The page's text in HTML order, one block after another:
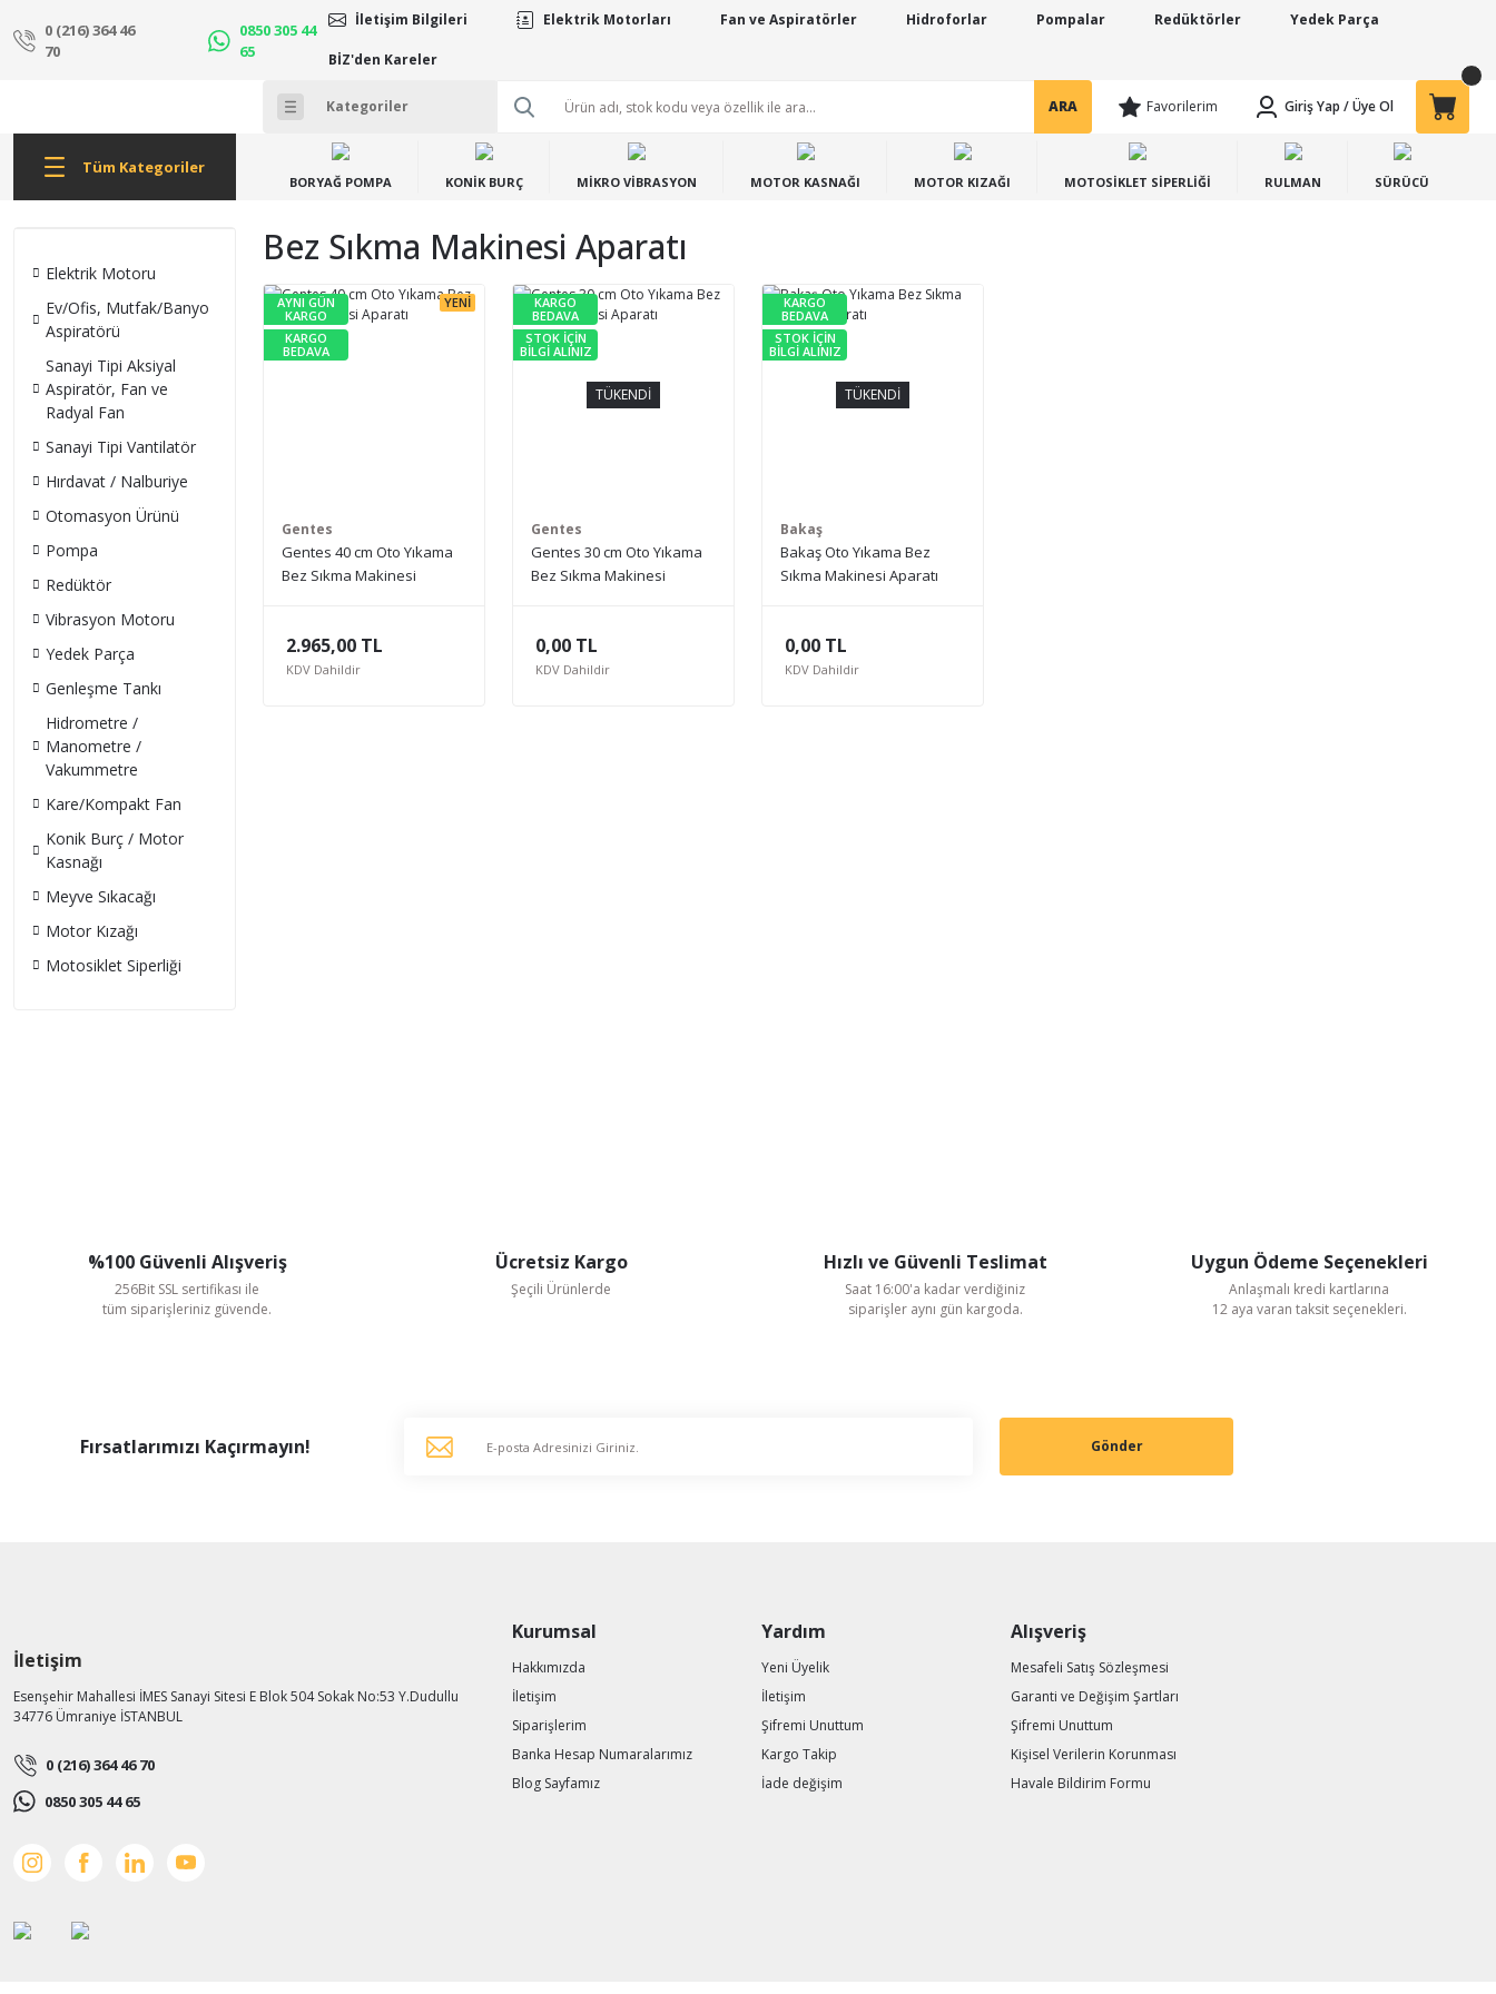
0 (216) 364 46
70
0850 305 44
65
İletişim Bilgileri Elektrik Motorları Fan ve Aspiratörler Hidroforlar Pompalar Redüktörler Yedek Parça
BİZ'den Kareler
ARA Favorilerim Giriş Yap /Üye Ol
Tüm Kategoriler
BORYAĞ POMPA KONİK BURÇ MİKRO VİBRASYON MOTOR KASNAĞI MOTOR KIZAĞI MOTOSİKLET SİPERLİĞİ RULMAN SÜRÜCÜ
Elektrik Motoru
Ev/Ofis, Mutfak/Banyo
Aspiratörü
Sanayi Tipi Aksiyal
Aspiratör, Fan ve
Radyal Fan
Sanayi Tipi Vantilatör
Hırdavat / Nalburiye
Otomasyon Ürünü
Pompa
Redüktör
Vibrasyon Motoru
Yedek Parça
Genleşme Tankı
Hidrometre /
Manometre /
Vakummetre
Kare/Kompakt Fan
Konik Burç / Motor
Kasnağı
Meyve Sıkacağı
Motor Kızağı
Motosiklet Siperliği
Bez Sıkma Makinesi Aparatı
YENİ
AYNI GÜN
KARGO
KARGO
BEDAVA
Gentes
Gentes 40 cm Oto Yıkama
Bez Sıkma Makinesi
2.965,00 TL
KDV Dahildir
TÜKENDİ
KARGO
BEDAVA
STOK İÇİN
BİLGİ ALINIZ
Gentes
Gentes 30 cm Oto Yıkama
Bez Sıkma Makinesi
0,00 TL
KDV Dahildir
TÜKENDİ
KARGO
BEDAVA
STOK İÇİN
BİLGİ ALINIZ
Bakaş
Bakaş Oto Yıkama Bez
Sıkma Makinesi Aparatı
0,00 TL
KDV Dahildir
%100 Güvenli Alışveriş
256Bit SSL sertifikası ile
tüm siparişleriniz güvende.
Ücretsiz Kargo
Şeçili Ürünlerde
Hızlı ve Güvenli Teslimat
Saat 16:00'a kadar verdiğiniz
siparişler aynı gün kargoda.
Uygun Ödeme Seçenekleri
Anlaşmalı kredi kartlarına
12 aya varan taksit seçenekleri.
Fırsatlarımızı Kaçırmayın! Gönder
İletişim
Esenşehir Mahallesi İMES Sanayi Sitesi E Blok 504 Sokak No:53 Y.Dudullu
34776 Ümraniye İSTANBUL
0 (216) 364 46 70
0850 305 44 65
Kurumsal
Hakkımızda
İletişim
Siparişlerim
Banka Hesap Numaralarımız
Blog Sayfamız
Yardım
Yeni Üyelik
İletişim
Şifremi Unuttum
Kargo Takip
İade değişim
Alışveriş
Mesafeli Satış Sözleşmesi
Garanti ve Değişim Şartları
Şifremi Unuttum
Kişisel Verilerin Korunması
Havale Bildirim Formu